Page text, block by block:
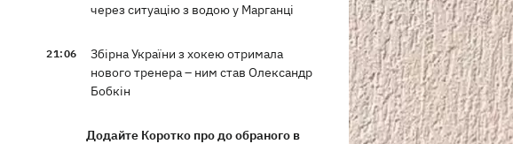
через ситуацію з водою у Марганці
21:06
Збірна України з хокею отримала
нового тренера – ним став Олександр
Бобкін
Додайте Коротко про до обраного в